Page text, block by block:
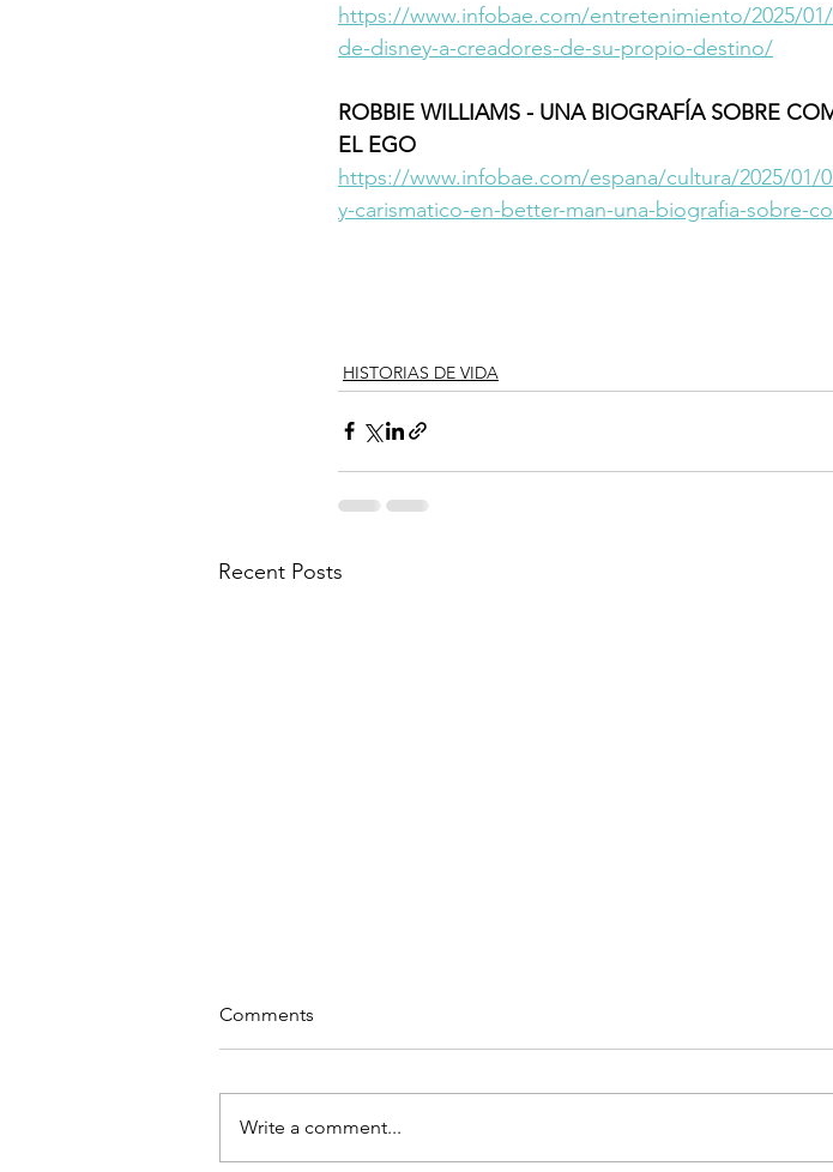
https://www.infobae.com/entretenimiento/2025/
de-disney-a-creadores-de-su-propio-destino/
ROBBIE WILLIAMS - UNA BIOGRAFÍA SOBRE
EL EGO
https://www.infobae.com/espana/cultura/2025/01/
y-carismatico-en-better-man-una-biografia-sobre-
HISTORIAS DE VIDA
Recent Posts
Comments
Write a comment...